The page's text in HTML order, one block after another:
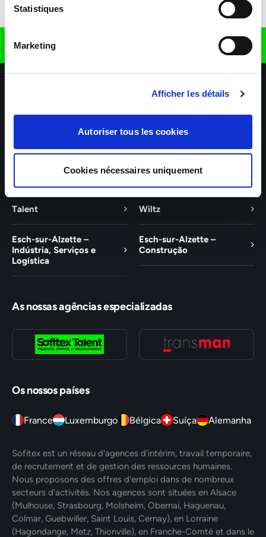
Statistiques
Marketing
Afficher les détails
Autoriser tous les cookies
Cookies nécessaires uniquement
Descarregar a aplicação
Ajuda e contacto
Talent Wiltz
Esch-sur-Alzette –
Indústria, Serviços e
Logística
Esch-sur-Alzette –
Construção
As nossas agências especializadas
Os nossos países
France Luxemburgo Bélgica Suíça Alemanha
Sofitex est un réseau d'agences d'intérim, travail temporaire,
de recrutement et de gestion des ressources humaines.
Nous proposons des offres d'emploi dans de nombreux
secteurs d'activités. Nos agences sont situées en Alsace
(Mulhouse, Strasbourg, Molsheim, Obernai, Haguenau,
Colmar, Guebwiller, Saint Louis, Cernay), en Lorraine
(Hagondange, Metz, Thionville), en Franche-Comté et dans le